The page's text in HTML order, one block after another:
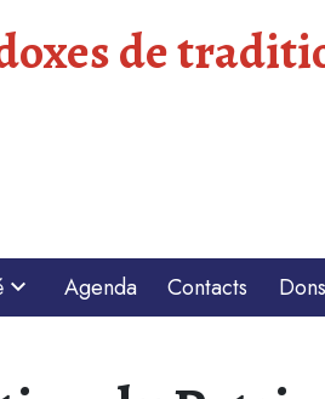
de
Agenda Contacts Dons